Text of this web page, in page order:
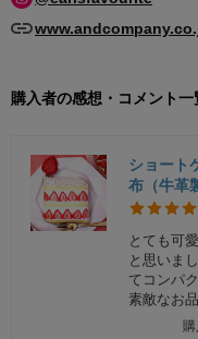
購入者の感想・コメント一
ショート
布（牛革
とても可
と思いま
てコンパ
素敵なお